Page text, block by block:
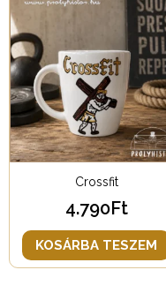
Crossfit
4.790Ft
KOSÁRBA TESZEM